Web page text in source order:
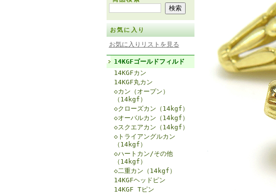
お気に入り
お気に入りリストを見る
14KGFゴールドフィルド
14KGFカン
14KGF丸カン
◇カン（オープン）
（14kgf）
◇クローズカン（14kgf）
◇オーバルカン（14kgf）
◇スクエアカン（14kgf）
◇トライアングルカン
（14kgf）
◇ハートカン/その他
（14kgf）
◇二重カン（14kgf）
14KGFヘッドピン
14KGF Tピン